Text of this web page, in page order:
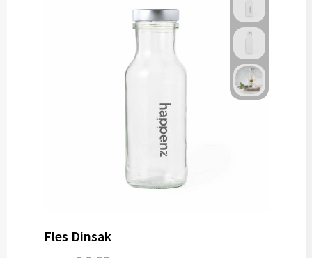
Fles Dinsak